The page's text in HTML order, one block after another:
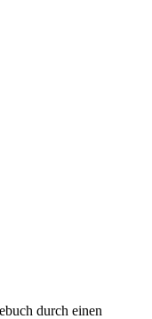
durch einen